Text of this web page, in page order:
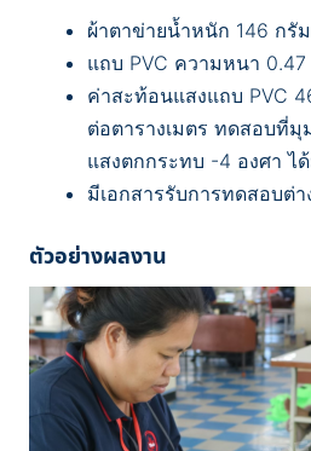
ผ้าตาข่ายน้ำหนัก 146 กรั
แถบ PVC ความหนา
ค่าสะท้อนแสงแถบ PVC
ต่อตารางเมตร ทดสอบที่
แสงตกกระทบ -4 องศา ไ
มีเอกสารรับการทดสอบต่า
ตัวอย่างผลงาน